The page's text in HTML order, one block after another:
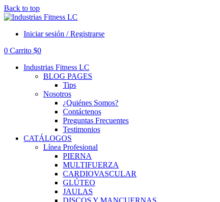
Back to top
Iniciar sesión / Registrarse
0 Carrito $0
Industrias Fitness LC
BLOG PAGES
Tips
Nosotros
¿Quiénes Somos?
Contáctenos
Preguntas Frecuentes
Testimonios
CATÁLOGOS
Línea Profesional
PIERNA
MULTIFUERZA
CARDIOVASCULAR
GLÚTEO
JAULAS
DISCOS Y MANCUERNAS